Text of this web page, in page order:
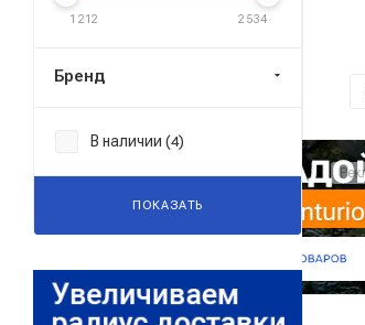
Реклама ⋮
1 212 2 534
Бренд
В наличии (4)
ПОКАЗАТЬ